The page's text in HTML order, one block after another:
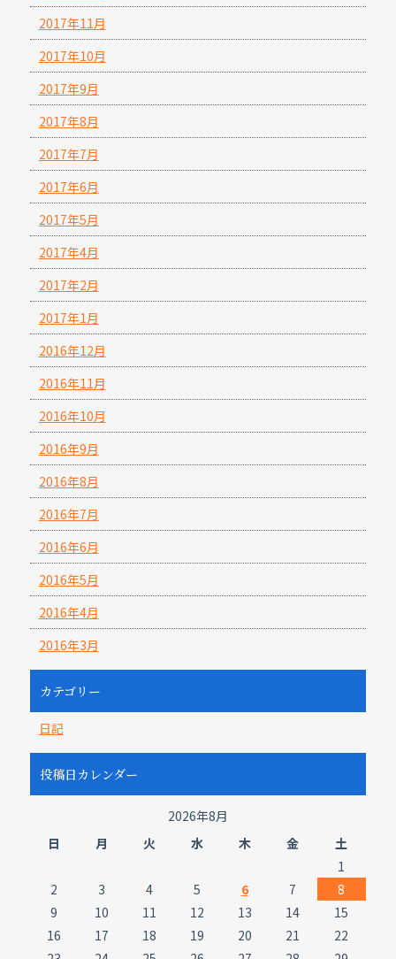
2017年11月
2017年10月
2017年9月
2017年8月
2017年7月
2017年6月
2017年5月
2017年4月
2017年2月
2017年1月
2016年12月
2016年11月
2016年10月
2016年9月
2016年8月
2016年7月
2016年6月
2016年5月
2016年4月
2016年3月
カテゴリー
日記
投稿日カレンダー
2026年8月
日
月 火 水 木 金
土
1
2
3 4 5 6 7
8
9
10 11 12 13 14
15
16
17 18 19 20 21
22